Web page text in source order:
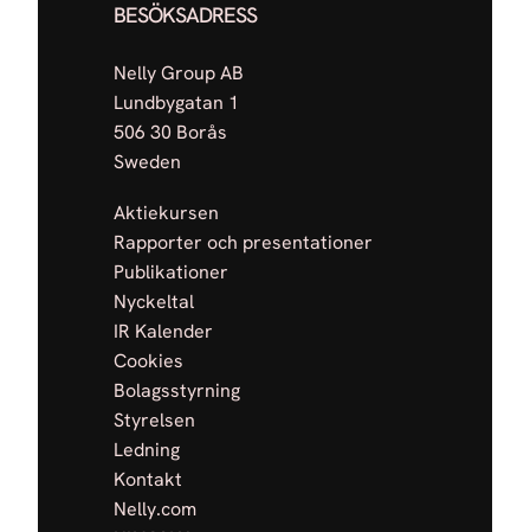
BESÖKSADRESS
Nelly Group AB
Lundbygatan 1
506 30 Borås
Sweden
Aktiekursen
Rapporter och presentationer
Publikationer
Nyckeltal
IR Kalender
Cookies
Bolagsstyrning
Styrelsen
Ledning
Kontakt
Nelly.com